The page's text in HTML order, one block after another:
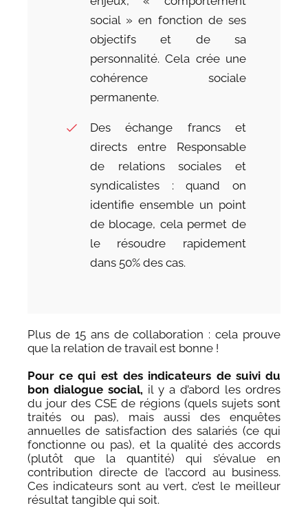
social » en fonction de ses
objectifs et de sa
personnalité. Cela crée une
cohérence sociale
permanente.
Des échange francs et
directs entre Responsable
de relations sociales et
syndicalistes : quand on
identifie ensemble un point
de blocage, cela permet de
le résoudre rapidement
dans 50% des cas.
Plus de 15 ans de collaboration : cela prouve
que la relation de travail est bonne !
Pour ce qui est des indicateurs de suivi du
bon dialogue social, il y a d’abord les ordres
du jour des CSE de régions (quels sujets sont
traités ou pas), mais aussi des enquêtes
annuelles de satisfaction des salariés (ce qui
fonctionne ou pas), et la qualité des accords
(plutôt que la quantité) qui s’évalue en
contribution directe de l’accord au business.
Ces indicateurs sont au vert, c’est le meilleur
résultat tangible qui soit.